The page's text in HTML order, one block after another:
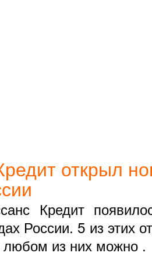
открыл
Кредит
России. 5 из этих
любом из них можно .